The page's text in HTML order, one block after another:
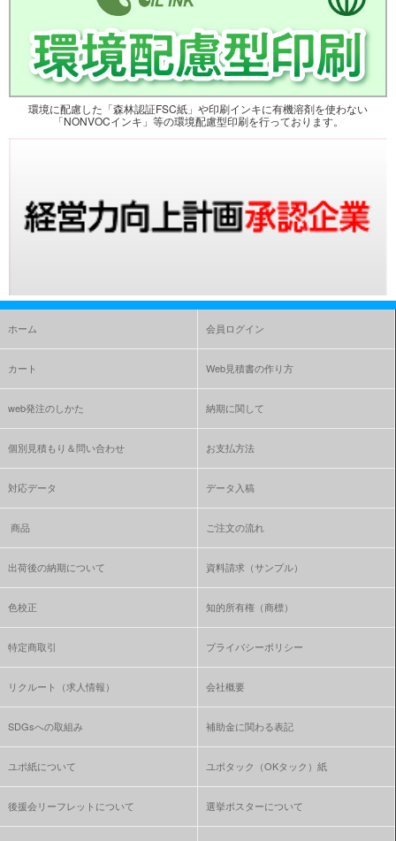
環境に配慮した「森林認証FSC紙」や印刷インキに有機溶剤を使わない
「NONVOCインキ」等の環境配慮型印刷を行っております。
ホーム 会員ログイン
カート Web見積書の作り方
web発注のしかた 納期に関して
個別見積もり＆問い合わせ お支払方法
対応データ データ入稿
商品 ご注文の流れ
出荷後の納期について 資料請求（サンプル）
色校正 知的所有権（商標）
特定商取引 プライバシーポリシー
リクルート（求人情報） 会社概要
SDGsへの取組み 補助金に関わる表記
ユポ紙について ユポタック（OKタック）紙
後援会リーフレットについて 選挙ポスターについて